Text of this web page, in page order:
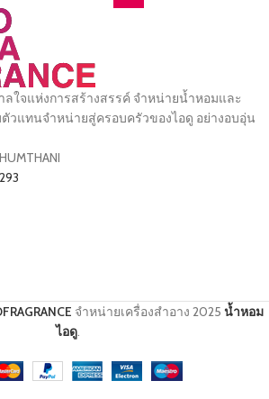
ใจแห่งการสร้างสรรค์ จำหน่ายน้ำหอมและ
วแทนจำหน่ายสู่ครอบครัวของไอดู อย่างอบอุ่น
จำหน่ายเครื่องสำอาง 2025 น้ำหอม
ไอดู.